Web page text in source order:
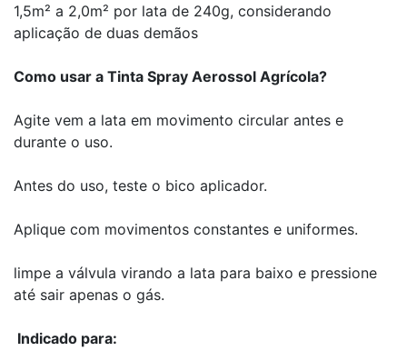
1,5m² a 2,0m² por lata de 240g, considerando
aplicação de duas demãos
Como usar a Tinta Spray Aerossol Agrícola?
Agite vem a lata em movimento circular antes e
durante o uso.
Antes do uso, teste o bico aplicador.
Aplique com movimentos constantes e uniformes.
limpe a válvula virando a lata para baixo e pressione
até sair apenas o gás.
Indicado para: